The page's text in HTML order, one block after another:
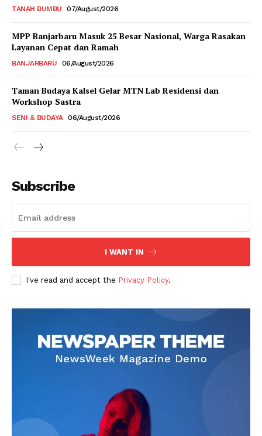
TANAH BUMBU 07/August/2026
MPP Banjarbaru Masuk 25 Besar Nasional, Warga Rasakan
Layanan Cepat dan Ramah
BANJARBARU 06/August/2026
Taman Budaya Kalsel Gelar MTN Lab Residensi dan
Workshop Sastra
SENI & BUDAYA 06/August/2026
Subscribe
I WANT IN
I've read and accept the Privacy Policy.